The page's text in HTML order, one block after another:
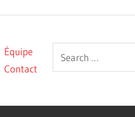
Search
for:
Équipe
Contact